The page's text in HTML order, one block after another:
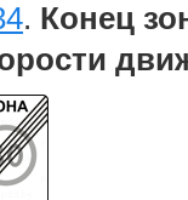
. Конец